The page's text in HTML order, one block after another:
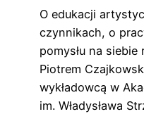
O edukacji
czynnikach, o
pomysłu na
Piotrem
wykładowcą w
im. Władysława